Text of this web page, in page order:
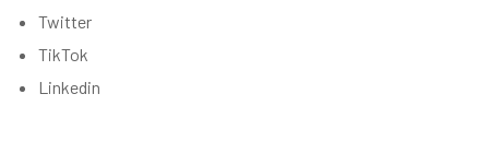
Twitter
TikTok
Linkedin